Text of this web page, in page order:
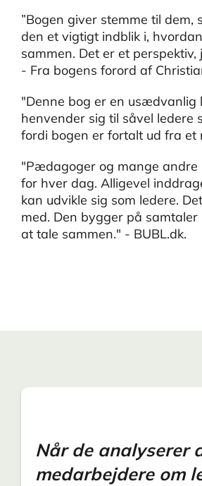
”Bogen giver stemme til dem,
den et vigtigt indblik i,
sammen. Det er et
- Fra bogens forord af
"Denne bog er en usædvanlig
henvender sig til såvel ledere
fordi bogen er fortalt ud fra et
"Pædagoger og mange andre
for hver dag. Alligevel
kan udvikle sig som ledere.
med. Den bygger på
at tale sammen." - BUBL.dk.
Når de analyserer
medarbejdere om